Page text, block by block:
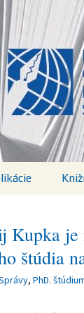
publikácií
SAV, v. v. i.
Literature
Kupka
štúdia
, PhD.